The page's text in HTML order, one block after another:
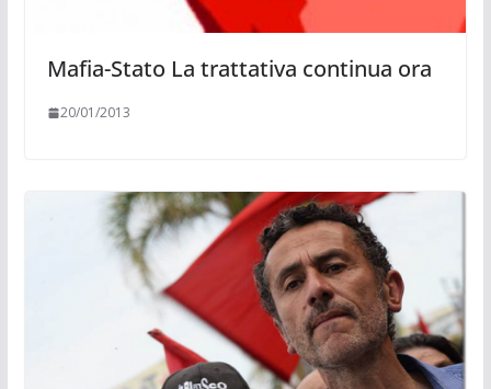
Mafia-Stato La trattativa continua ora
20/01/2013